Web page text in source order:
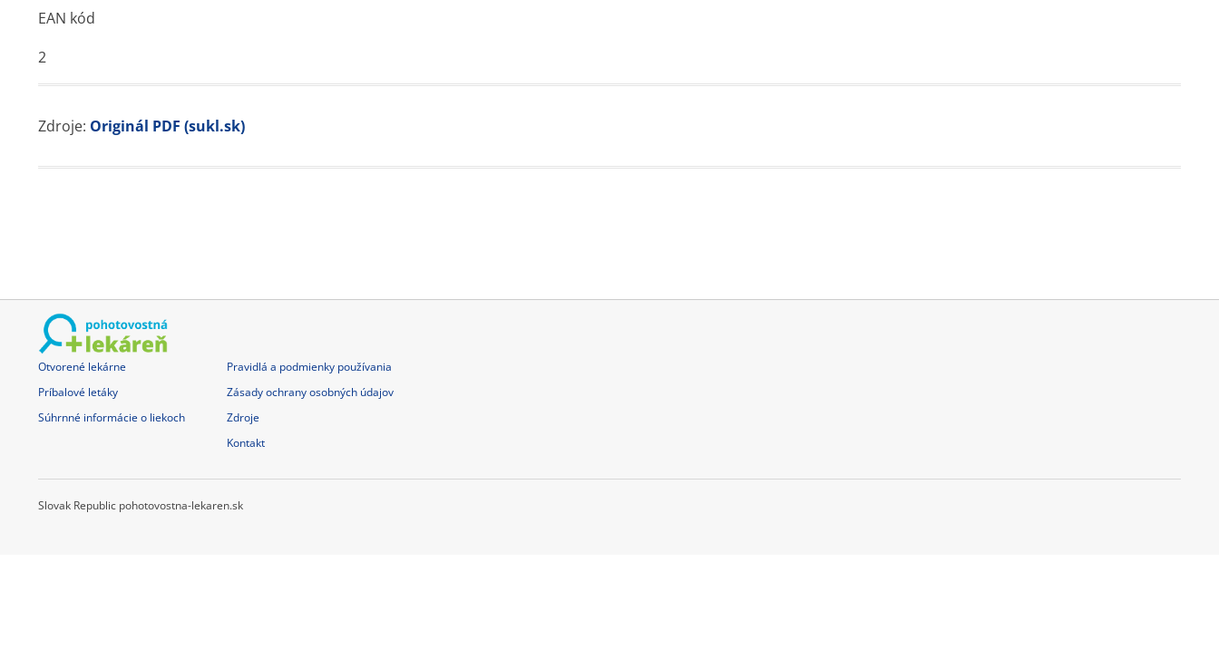
EAN kód
2
Zdroje: Originál PDF (sukl.sk)
Otvorené lekárne
Príbalové letáky
Súhrnné informácie o liekoch
Pravidlá a podmienky používania
Zásady ochrany osobných údajov
Zdroje
Kontakt
Slovak Republic pohotovostna-lekaren.sk